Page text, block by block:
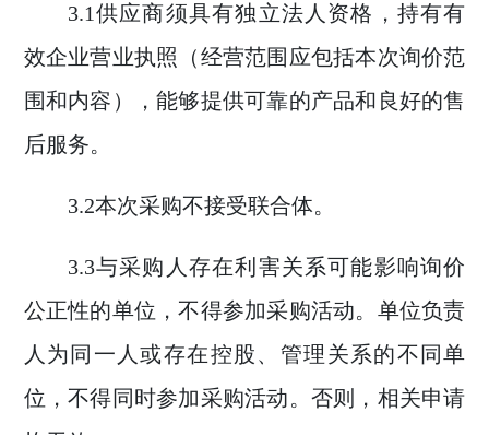
3.1供应商须具有独立法人资格， 持有有
效企业营业执照（经营范围应包括本次询价范
围和内容），能够提供可靠的产品和良好的售
后服务。
3.2本次采购不接受联合体。
3.3与采购人存在利害关系可能影响询价
公正性的单位，不得参加采购活动。单位负责
人为同一人或存在控股、管理关系的不同单
位，不得同时参加采购活动。否则，相关申请